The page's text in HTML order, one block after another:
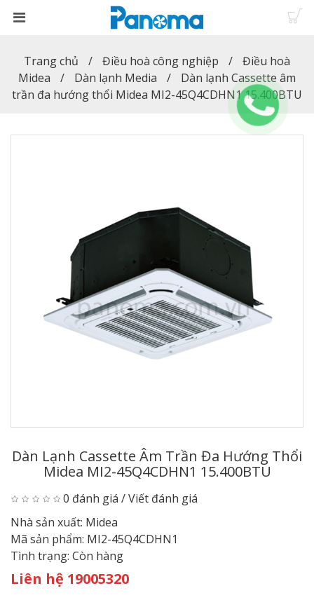
Trang chủ Điều hoà công nghiệp
Điều hoà
Midea
Dàn lạnh Media
Dàn lạnh Cassette âm
trần đa hướng thổi Midea MI2-45Q4CDHN1 15.400BTU
Dàn Lạnh Cassette Âm Trần Đa Hướng Thổi
Midea MI2-45Q4CDHN1 15.400BTU
0 đánh giá /Viết đánh giá
Nhà sản xuất: Midea
Mã sản phẩm: MI2-45Q4CDHN1
Tình trạng: Còn hàng
Liên hệ 19005320